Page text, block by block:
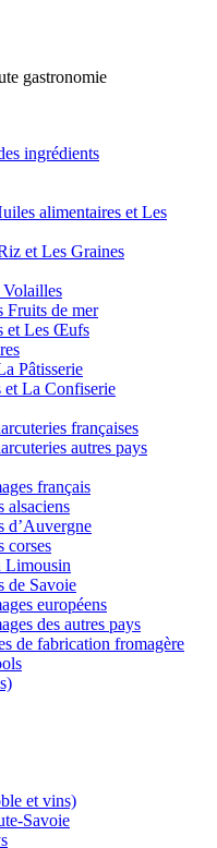
gastronomie
ingrédients
alimentaires et Les
et Les Graines
Volailles
Fruits de mer
et Les Œufs
Pâtisserie
et La Confiserie
françaises
autres pays
français
alsaciens
d’Auvergne
corses
Limousin
de Savoie
européens
des autres pays
de fabrication fromagère
et vins)
Savoie